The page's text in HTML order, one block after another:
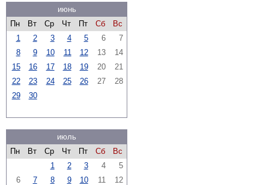
июнь
Пн
Вт Ср Чт Пт Сб
Вс
1
2 3 4 5 6
7
8
9 10 11 12 13
14
15
16 17 18 19 20
21
22
23 24 25 26 27
28
29
30
июль
Пн
Вт Ср Чт Пт Сб
Вс
1
2 3 4
5
6
7 8 9 10 11
12